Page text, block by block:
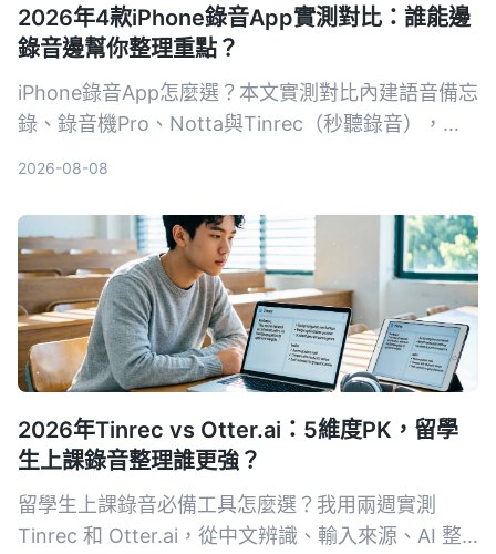
2026年4款iPhone錄音App實測對比：誰能邊
錄音邊幫你整理重點？
iPhone錄音App怎麼選？本文實測對比內建語音備忘
錄、錄音機Pro、Notta與Tinrec（秒聽錄音），從
2026-08-08
2026年Tinrec vs Otter.ai：5維度PK，留學
生上課錄音整理誰更強？
留學生上課錄音必備工具怎麼選？我用兩週實測
Tinrec 和 Otter.ai，從中文辨識、輸入來源、AI 整